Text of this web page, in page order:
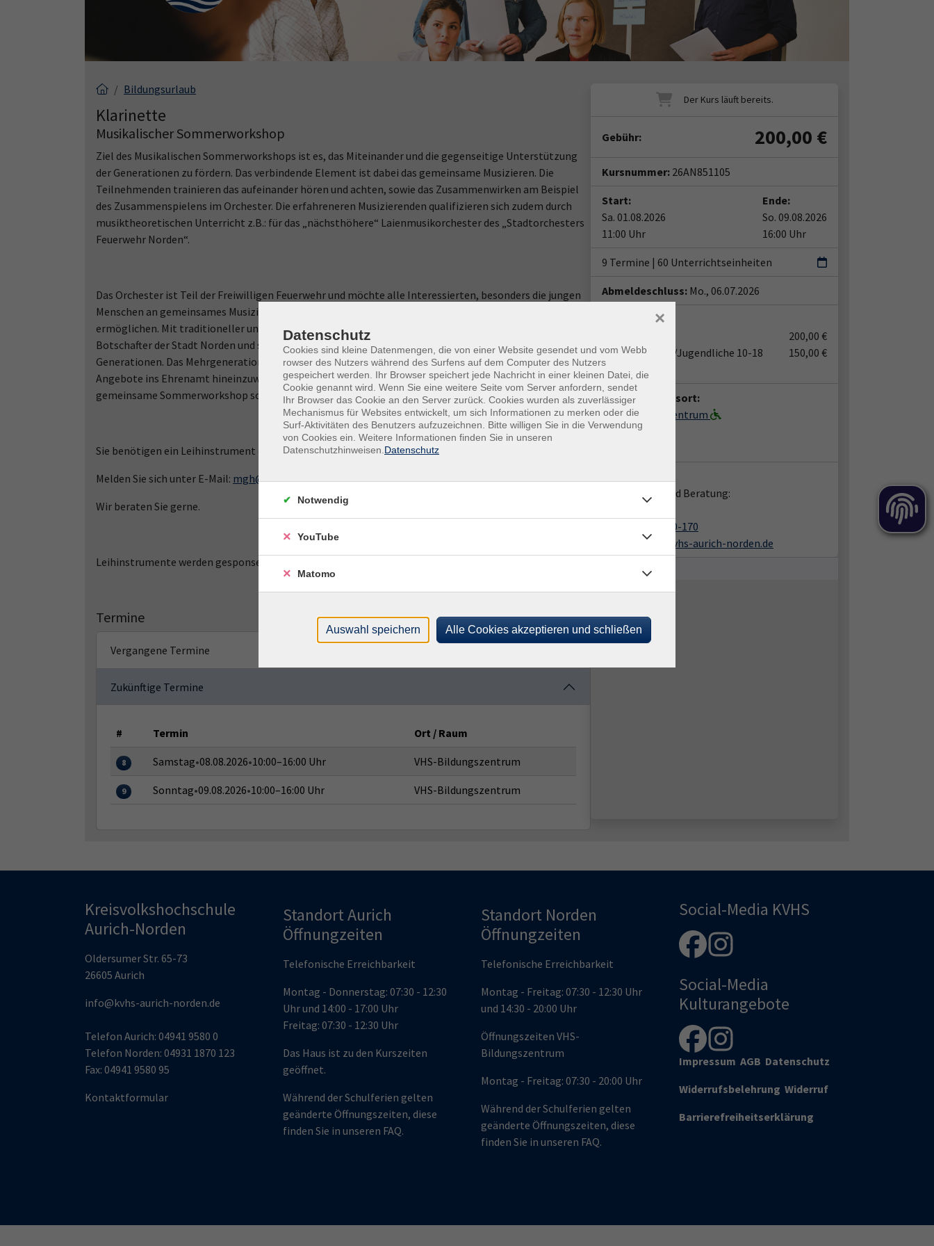
Bildungsurlaub
Klarinette
Musikalischer Sommerworkshop
Ziel des Musikalischen Sommerworkshops ist es, das Miteinander und die gegenseitige Unterstützung
der Generationen zu fördern. Das verbindende Element ist dabei das gemeinsame Musizieren. Die
Teilnehmenden trainieren das aufeinander hören und achten, sowie das Zusammenwirken am Beispiel
des Zusammenspielens im Orchester. Die erfahreneren Musizierenden qualifizieren sich zudem durch
musiktheoretischen Unterricht z.B.: für das „nächsthöhere“ Laienmusikorchester des „Stadtorchesters
Feuerwehr Norden“.
Das Orchester ist Teil der Freiwilligen Feuerwehr und möchte alle Interessierten, besonders die jungen
Menschen an gemeinsames Musizieren heranführen und ihnen ein „Mitmachen“ (Ehrenamt)
ermöglichen. Mit traditioneller und moderner Blasmusik ist das Stadtorchester musikalischer
Botschafter der Stadt Norden und schafft eine musikalische und menschliche Verbindung innerhalb der
Generationen. Das Mehrgenerationenhaus Norden ermöglicht es Interessierten durch niedrigschwellige
Angebote ins Ehrenamt hineinzuwachsen und das eigene Engagement weiterzuentwickeln. Der
gemeinsame Sommerworkshop schafft das generationenübergreifende Miteinander!
Sie benötigen ein Leihinstrument oder haben schon Vorerfahrung?
Melden Sie sich unter E-Mail: mgh@kvhs-norden.de
Wir beraten Sie gerne.
Leihinstrumente werden gesponsert von Buffet Crampon.
Termine
Vergangene Termine
Zukünftige Termine
# Termin Ort / Raum
8 Samstag•08.08.2026•10:00–16:00 Uhr VHS-Bildungszentrum
9 Sonntag•09.08.2026•10:00–16:00 Uhr VHS-Bildungszentrum
Gebühr: 200,00 €
Kursnummer: 26AN851105
Start:
Sa. 01.08.2026
11:00 Uhr
Ende:
So. 09.08.2026
16:00 Uhr
9 Termine | 60 Unterrichtseinheiten
Abmeldeschluss: Mo., 06.07.2026
200,00 €
Gebühr (Kinder/Jugendliche 10-18
Jahre)
150,00 €
Veranstaltungsort:
VHS-Bildungszentrum
Uffenstr. 1
Information und Beratung:
(04931) 1870-170
s.fischer@kvhs-aurich-norden.de
Kreisvolkshochschule
Aurich-Norden
Oldersumer Str. 65-73
26605 Aurich
info@kvhs-aurich-norden.de
Telefon Aurich: 04941 9580 0
Telefon Norden: 04931 1870 123
Fax: 04941 9580 95
Kontaktformular
Standort Aurich
Öffnungzeiten
Telefonische Erreichbarkeit
Montag - Donnerstag: 07:30 - 12:30
Uhr und 14:00 - 17:00 Uhr
Freitag: 07:30 - 12:30 Uhr
Das Haus ist zu den Kurszeiten
geöffnet.
Während der Schulferien gelten
geänderte Öffnungszeiten, diese
finden Sie in unseren FAQ.
Standort Norden
Öffnungzeiten
Telefonische Erreichbarkeit
Montag - Freitag: 07:30 - 12:30 Uhr
und 14:30 - 20:00 Uhr
Öffnungszeiten VHS-
Bildungszentrum
Montag - Freitag: 07:30 - 20:00 Uhr
Während der Schulferien gelten
geänderte Öffnungszeiten, diese
finden Sie in unseren FAQ.
Social-Media KVHS
Social-Media
Kulturangebote
Impressum AGB Datenschutz
Widerrufsbelehrung Widerruf
Barrierefreiheitserklärung
Datenschutz
Cookies sind kleine Datenmengen, die von einer Website gesendet und vom Webb
rowser des Nutzers während des Surfens auf dem Computer des Nutzers
gespeichert werden. Ihr Browser speichert jede Nachricht in einer kleinen Datei, die
Cookie genannt wird. Wenn Sie eine weitere Seite vom Server anfordern, sendet
Ihr Browser das Cookie an den Server zurück. Cookies wurden als zuverlässiger
Mechanismus für Websites entwickelt, um sich Informationen zu merken oder die
Surf-Aktivitäten des Benutzers aufzuzeichnen. Bitte willigen Sie in die Verwendung
von Cookies ein. Weitere Informationen finden Sie in unseren
Datenschutzhinweisen. Datenschutz
×
Notwendig
YouTube
Matomo
Auswahl speichern Alle Cookies akzeptieren und schließen